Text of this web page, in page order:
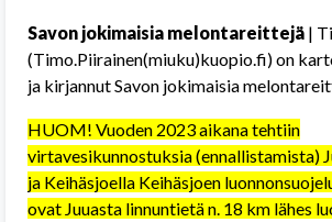
Savon jokimaisia melontareittejä |
(Timo.Piirainen(miuku)kuopio.fi) on
ja kirjannut Savon jokimaisia
HUOM! Vuoden 2023 aikana tehtiin
virtavesikunnostuksia (ennallistamista)
ja Keihäsjoella Keihäsjoen
ovat Juuasta linnuntietä n. 18 km lähes